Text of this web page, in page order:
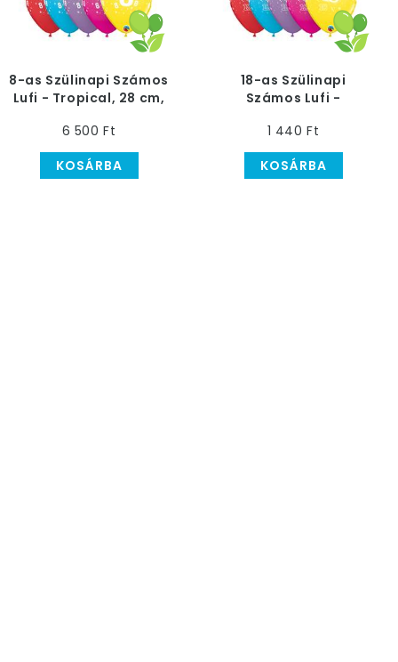
8-as Szülinapi Számos
Lufi - Tropical, 28 cm,
6 500 Ft
KOSÁRBA
18-as Szülinapi
Számos Lufi -
1 440 Ft
KOSÁRBA